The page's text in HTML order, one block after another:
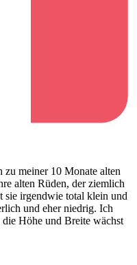
zu meiner 10 Monate alten
alten Rüden, der ziemlich
sie irgendwie total klein und
und eher niedrig. Ich
Höhe und Breite wächst